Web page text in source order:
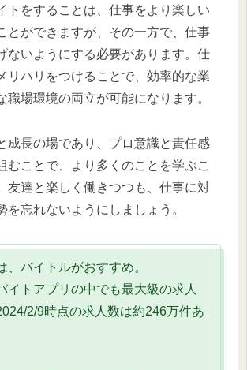
トをすることは、仕事をより楽しい
とができますが、その一方で、仕事
ないようにする必要があります。仕
リハリをつけることで、効率的な業
職場環境の両立が可能になります。
成長の場であり、プロ意識と責任感
むことで、より多くのことを学ぶこ
友達と楽しく働きつつも、仕事に対
を忘れないようにしましょう。
、バイトルがおすすめ。
イトアプリの中でも最大級の求人
2/9時点の求人数は約246万件あ